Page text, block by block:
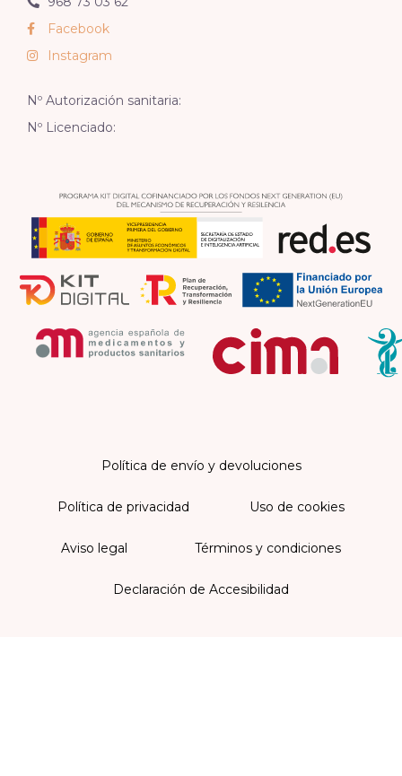
Facebook
Instagram
Nº Autorización sanitaria:
Nº Licenciado:
Política de envío y devoluciones
Política de privacidad Uso de cookies
Aviso legal Términos y condiciones
Declaración de Accesibilidad